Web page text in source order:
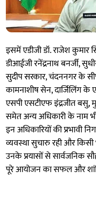
इसमें एडीजी डॉ. राजेश कुमार
डीआईजी रनेंद्रनाथ बनर्जी,
सुदीप सरकार, चंदननगर के
कामनाशीष सेन, दार्जिलिंग के
एसपी एसटीएफ इंद्रजीत बसु,
समेत अन्य अधिकारी के नाम
इन अधिकारियों की प्रभावी
व्यवस्था सुचारु रही और किसी
उनके प्रयासों से सार्वजनिक
पूरे आयोजन का सफल और